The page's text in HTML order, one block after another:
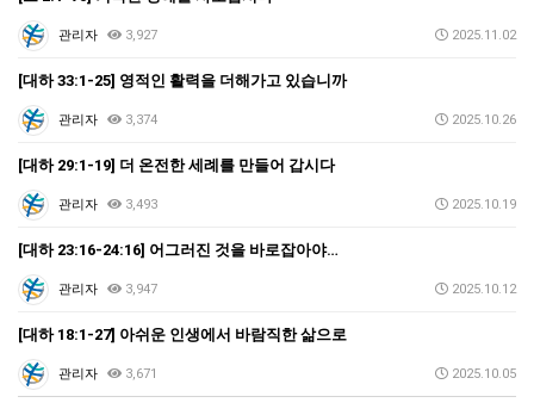
관리자 3,927 2025.11.02
[대하 33:1-25] 영적인 활력을 더해가고 있습니까
관리자 3,374 2025.10.26
[대하 29:1-19] 더 온전한 세례를 만들어 갑시다
관리자 3,493 2025.10.19
[대하 23:16-24:16] 어그러진 것을 바로잡아야…
관리자 3,947 2025.10.12
[대하 18:1-27] 아쉬운 인생에서 바람직한 삶으로
관리자 3,671 2025.10.05